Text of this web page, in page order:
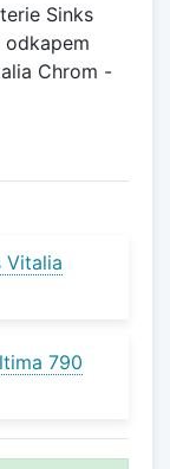
Sinks
odkapem
Chrom -
Vitalia
790